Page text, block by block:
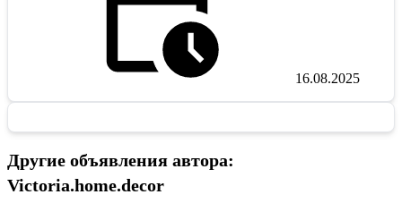
16.08.2025
Другие объявления автора:
Victoria.home.decor